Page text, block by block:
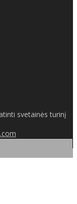
svetainės turinį